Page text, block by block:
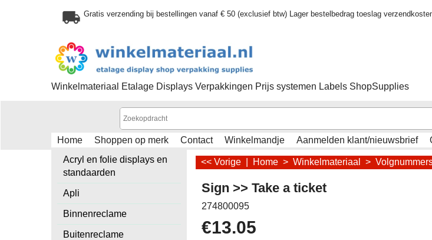
Gratis verzending bij bestellingen vanaf € 50 (exclusief btw) Lager bestelbedrag toeslag
Winkelmateriaal Etalage Displays Verpakkingen Prijs systemen Labels ShopSupplies
Home Shoppen op merk Contact Winkelmandje Aanmelden klant/nieuwsbrief
Acryl en folie displays en
standaarden
Apli
Binnenreclame
Buitenreclame
<< Vorige Home > Winkelmateriaal >
Sign >> Take a ticket
274800095
€13.05